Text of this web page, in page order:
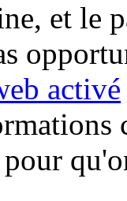
et le
activé